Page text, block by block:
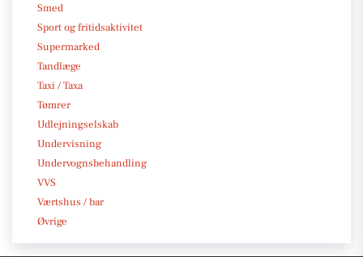
Smed
Sport og fritidsaktivitet
Supermarked
Tandlæge
Taxi / Taxa
Tømrer
Udlejningselskab
Undervisning
Undervognsbehandling
VVS
Værtshus / bar
Øvrige